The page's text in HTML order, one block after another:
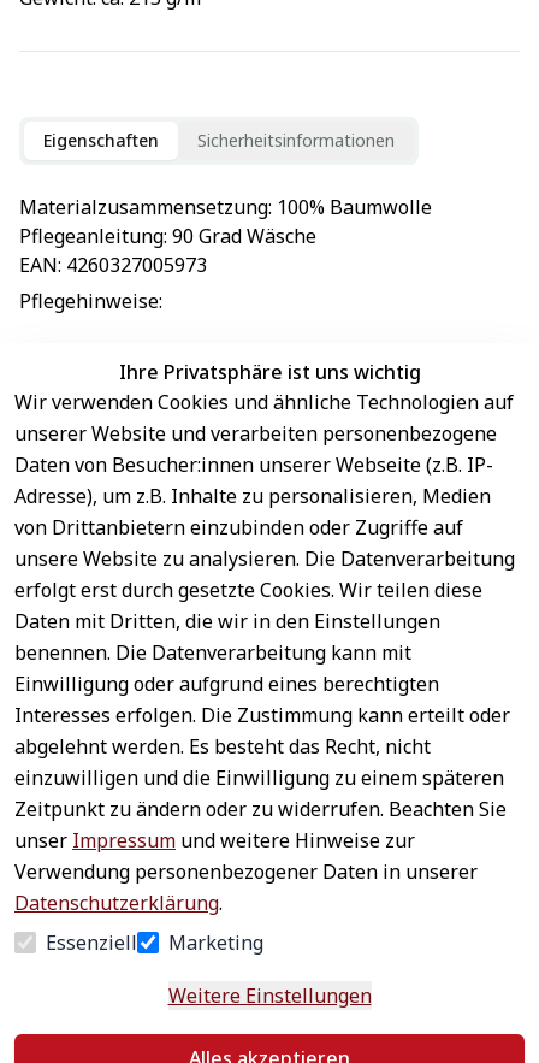
Eigenschaften Sicherheitsinformationen
Materialzusammensetzung: 100% Baumwolle
Pflegeanleitung: 90 Grad Wäsche
EAN: 4260327005973
Pflegehinweise:
EU-Verantwortliche Person - klicken Sie für Details
Ihre Privatsphäre ist uns wichtig
Wir verwenden Cookies und ähnliche Technologien auf
unserer Website und verarbeiten personenbezogene
Daten von Besucher:innen unserer Webseite (z.B. IP-
Adresse), um z.B. Inhalte zu personalisieren, Medien
von Drittanbietern einzubinden oder Zugriffe auf
unsere Website zu analysieren. Die Datenverarbeitung
erfolgt erst durch gesetzte Cookies. Wir teilen diese
Daten mit Dritten, die wir in den Einstellungen
benennen. Die Datenverarbeitung kann mit
Einwilligung oder aufgrund eines berechtigten
Interesses erfolgen. Die Zustimmung kann erteilt oder
abgelehnt werden. Es besteht das Recht, nicht
einzuwilligen und die Einwilligung zu einem späteren
Zeitpunkt zu ändern oder zu widerrufen. Beachten Sie
unser Impressum und weitere Hinweise zur
Verwendung personenbezogener Daten in unserer
Datenschutzerklärung.
Essenziell
Marketing
Weitere Einstellungen
Rechtliches
AGB
Impressum
Datenschutz
Widerrufsrecht
Widerrufsform
ular
Service
Kontakt
Registrieren
Zahlung &
Versand
Newsletter
abonnieren
Häufige
Fragen
Sichere
Zahlungsar
ten
Schneller
Versand
Vertrag